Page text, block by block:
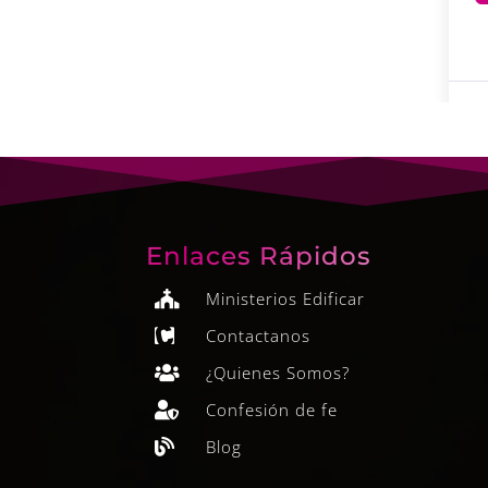
Enlaces Rápidos
 Ministerios Edificar
 Contactanos
 ¿Quienes Somos?
 Confesión de fe
 Blog